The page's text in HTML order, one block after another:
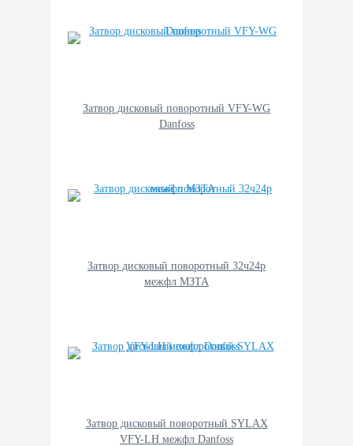
Затвор дисковый поворотный VFY-WG
Danfoss
Затвор дисковый поворотный 32ч24р
межфл МЗТА
Затвор дисковый поворотный SYLAX
VFY-LH межфл Danfoss